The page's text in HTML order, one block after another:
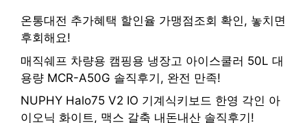
온통대전 추가혜택 할인율 가맹점조회 확인, 놓치면
후회해요!
매직쉐프 차량용 캠핑용 냉장고 아이스쿨러 50L 대
용량 MCR-A50G 솔직후기, 완전 만족!
NUPHY Halo75 V2 IO 기계식키보드 한영 각인 아
이오닉 화이트, 맥스 갈축 내돈내산 솔직후기!